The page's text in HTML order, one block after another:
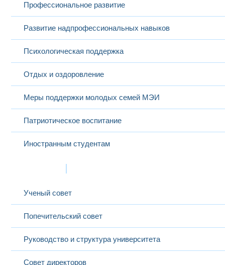
Профессиональное развитие
Развитие надпрофессиональных навыков
Психологическая поддержка
Отдых и оздоровление
Меры поддержки молодых семей МЭИ
Патриотическое воспитание
Иностранным студентам
Ученый совет
Попечительский совет
Руководство и структура университета
Совет директоров